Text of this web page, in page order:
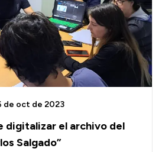
digitalizar el archivo del
Salgado”
de oct de 2023